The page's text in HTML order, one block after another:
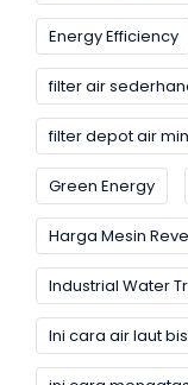
Energy Efficiency
filter air
filter depot air
Green Energy
Harga Mesin
Industrial Water
Ini cara air laut